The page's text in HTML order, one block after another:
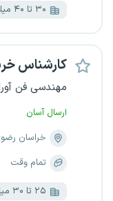
۳۰ تا ۴۰ میلیون تومان
کارشناس
مهندسی فن
ارسال آسان
خراسان
تمام وقت
۲۵ تا ۳۰ میلیون تومان